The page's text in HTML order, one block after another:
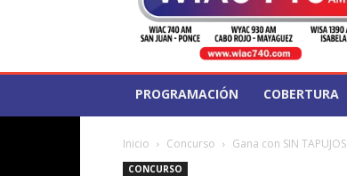
PROGRAMACIÓN COBERTURA
Inicio Concurso Gana con SIN TAPUJOS
CONCURSO